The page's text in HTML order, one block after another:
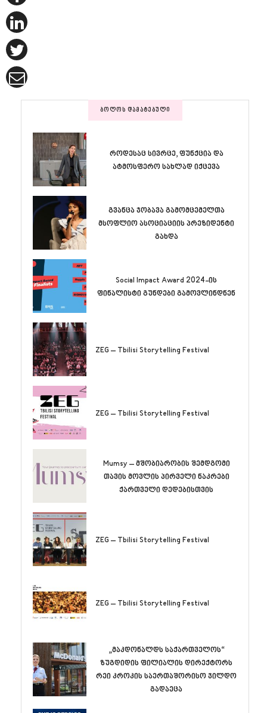
ᲑᲝᲚᲝᲡ ᲓᲐᲛᲐᲢᲔᲑᲣᲚᲘ
როდესაც სივრცე, ფუნქცია და
ატმოსფერო სახლად იქცევა
გვანცა ჯობავა გამომცემელთა
მსოფლიო ასოციაციის პრეზიდენტი
გახდა
Social Impact Award 2024-ის
ფინალისტი გუნდები გამოვლინდნენ
ZEG – Tbilisi Storytelling Festival
ZEG – Tbilisi Storytelling Festival
Mumsy – მშობიარობის შემდგომი
თავის მოვლის პირველი ნაკრები
ქართველი დედებისთვის
ZEG – Tbilisi Storytelling Festival
ZEG – Tbilisi Storytelling Festival
„მაკდონალდს საქართველოს“
ზუგდიდის ფილიალის დირექტორს
რეი კროკის საერთაშორისო ჯილდო
გადაეცა